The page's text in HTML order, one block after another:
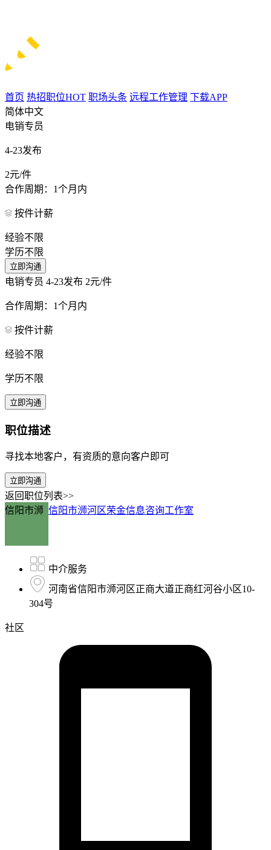
首页 热招职位HOT 职场头条 远程工作管理 下载APP
简体中文
电销专员
4-23发布
2元/件
合作周期：1个月内
按件计薪
经验不限
学历不限
立即沟通
电销专员 4-23发布 2元/件
合作周期：1个月内
按件计薪
经验不限
学历不限
立即沟通
职位描述
寻找本地客户，有资质的意向客户即可
立即沟通
返回职位列表>>
信阳市浉 信阳市浉河区荣金信息咨询工作室
中介服务
河南省信阳市浉河区正商大道正商红河谷小区10-
304号
社区